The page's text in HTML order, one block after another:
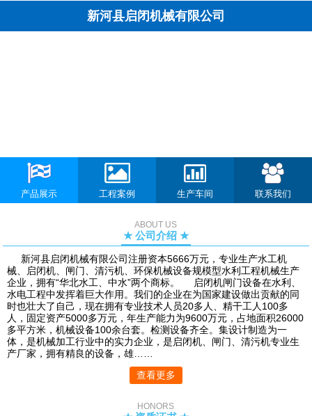
新河县启闭机械有限公司
产品展示 工程案例 生产车间 联系我们
ABOUT US
★ 公司介绍 ★
新河县启闭机械有限公司注册资本5666万元，专业生产水工机
械、启闭机、闸门、清污机、环保机械设备规模型水利工程机械生产
企业，拥有“华北水工、中水”两个商标。 启闭机闸门设备在水利、
水电工程中发挥着巨大作用。我们的企业在为国家建设做出贡献的同
时也壮大了自己，现在拥有专业技术人员20多人、精干工人100多
人，固定资产5000多万元，年生产能力为9600万元，占地面积26000
多平方米，机械设备100余台套。检测设备齐全。集设计制造为一
体，是机械加工行业中的实力企业，是启闭机、闸门、清污机专业生
产厂家，拥有精良的设备，雄……
查看更多
HONORS